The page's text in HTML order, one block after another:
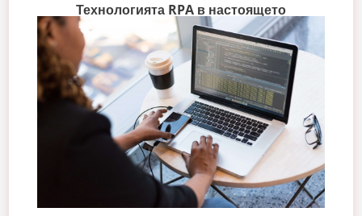
Технологията RPA в настоящето